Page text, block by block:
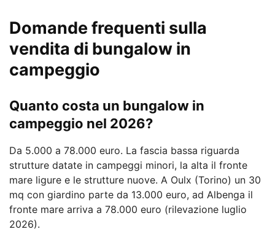
Domande frequenti sulla
vendita di bungalow in
campeggio
Quanto costa un bungalow in
campeggio nel 2026?
Da 5.000 a 78.000 euro. La fascia bassa riguarda
strutture datate in campeggi minori, la alta il fronte
mare ligure e le strutture nuove. A Oulx (Torino) un 30
mq con giardino parte da 13.000 euro, ad Albenga il
fronte mare arriva a 78.000 euro (rilevazione luglio
2026).